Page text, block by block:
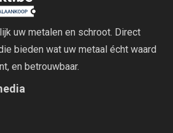
uw metalen en schroot. Direct
bieden wat uw metaal écht waard
en betrouwbaar.